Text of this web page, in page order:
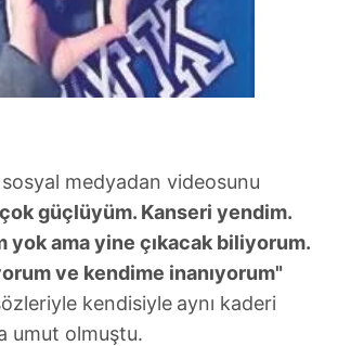
sosyal medyadan videosunu
güçlüyüm. Kanseri yendim.
yok ama yine çıkacak biliyorum.
ve kendime inanıyorum"
kendisiyle aynı kaderi
umut olmuştu.